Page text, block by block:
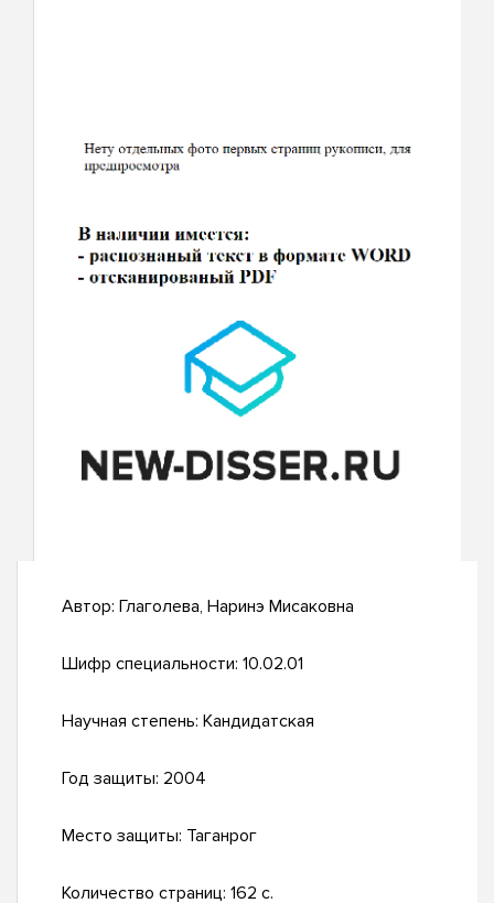
Автор: Глаголева, Наринэ Мисаковна
Шифр специальности: 10.02.01
Научная степень: Кандидатская
Год защиты: 2004
Место защиты: Таганрог
Количество страниц: 162 с.